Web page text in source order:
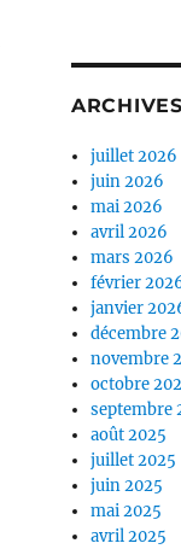
ARCHIVES
juillet 2026
juin 2026
mai 2026
avril 2026
mars 2026
février
janvier
décembre
novembre
octobre
septembre
août 2025
juillet 2025
juin 2025
mai 2025
avril 2025